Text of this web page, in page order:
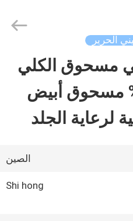
الحرير
مسحوق الكلي
14% مسحوق أبيض
لرعاية الجلد
الصين
Shi hong